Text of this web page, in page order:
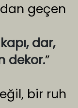
geçen
dar,
dekor.”
bir ruh